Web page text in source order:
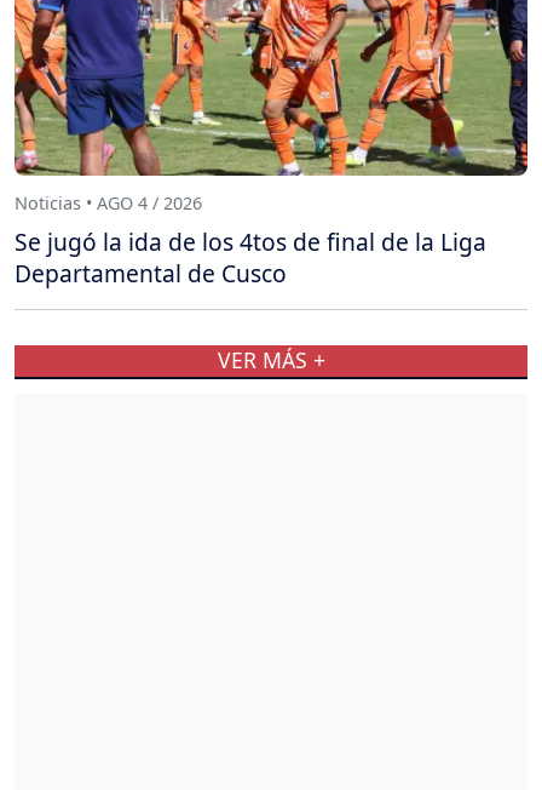
Noticias • AGO 4 / 2026
Se jugó la ida de los 4tos de final de la Liga
Departamental de Cusco
VER MÁS +